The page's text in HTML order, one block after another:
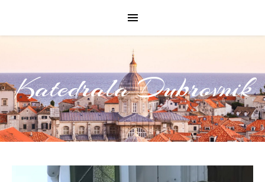
Katedrala Dubrovnik